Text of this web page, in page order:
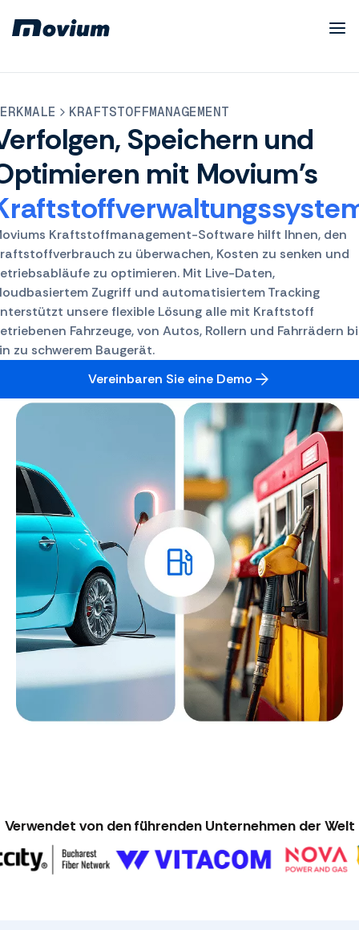
KRAFTSTOFFMANAGEMENT
Speichern und
mit Movium's
Kraftstoffmanagement-Software hilft Ihnen, den
zu überwachen, Kosten zu senken und
zu optimieren. Mit Live-Daten,
Zugriff und automatisiertem Tracking
unsere flexible Lösung alle mit Kraftstoff
Fahrzeuge, von Autos, Rollern und Fahrrädern
zu schwerem Baugerät.
Vereinbaren Sie eine Demo
Verwendet von den führenden Unternehmen der Welt